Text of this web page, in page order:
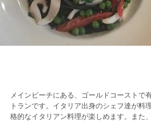
メインビーチにある、ゴールドコーストで
トランです。イタリア出身のシェフ達が料
格的なイタリアン料理が楽しめます。また